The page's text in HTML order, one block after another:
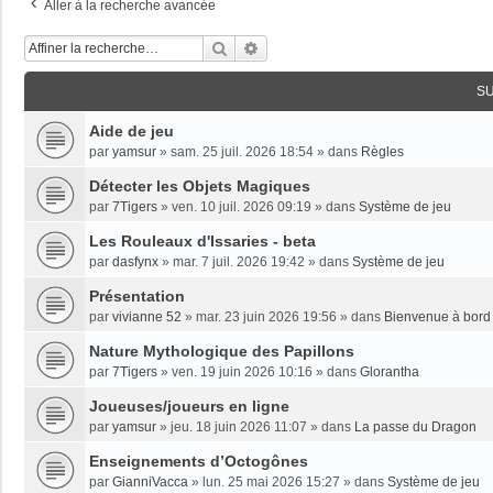
Aller à la recherche avancée
Rechercher
Aide de jeu
par yamsur » sam. 25 juil. 2026 18:54 » dans Règles
Détecter les Objets Magiques
par 7Tigers » ven. 10 juil. 2026 09:19 » dans Système de jeu
Les Rouleaux d'Issaries - beta
par dasfynx » mar. 7 juil. 2026 19:42 » dans Système de jeu
Présentation
par vivianne 52 » mar. 23 juin 2026 19:56 » dans Bienvenue à bord
Nature Mythologique des Papillons
par 7Tigers » ven. 19 juin 2026 10:16 » dans Glorantha
Joueuses/joueurs en ligne
par yamsur » jeu. 18 juin 2026 11:07 » dans La passe du Dragon
Enseignements dʼOctogônes
par GianniVacca » lun. 25 mai 2026 15:27 » dans Système de jeu